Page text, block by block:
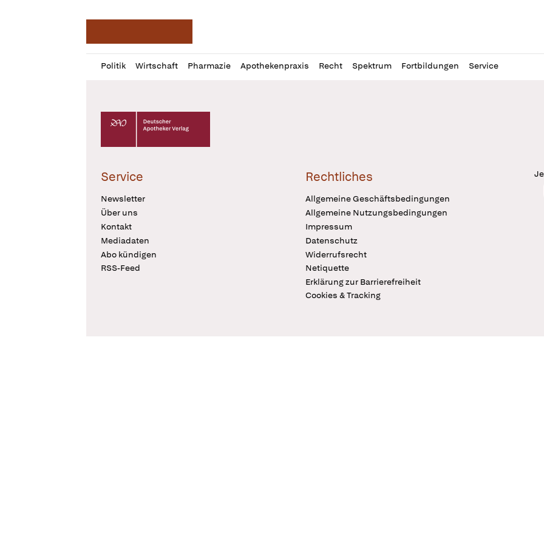
Politik Wirtschaft Pharmazie Apothekenpraxis Recht Spektrum Fortbildungen Service
Profil
öffnen
Daz
Pur
Deutscher Apotheker Verlag Logo
Service
Newsletter
Über uns
Kontakt
Mediadaten
Abo kündigen
RSS-Feed
Rechtliches
Allgemeine Geschäftsbedingungen
Allgemeine Nutzungsbedingungen
Impressum
Datenschutz
Widerrufsrecht
Netiquette
Erklärung zur Barrierefreiheit
Cookies & Tracking